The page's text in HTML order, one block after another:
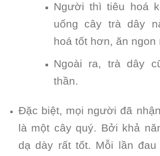
Người thì tiêu hoá
uống cây trà dây
hoá tốt hơn, ăn ngon
Ngoài ra, trà dây
thần.
Đặc biệt, mọi người đã
là một cây quý. Bởi khả
dạ dày rất tốt. Mỗi lần đau